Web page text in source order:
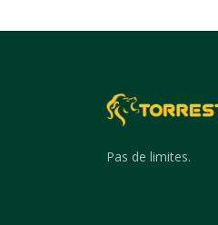
Pas de limites.